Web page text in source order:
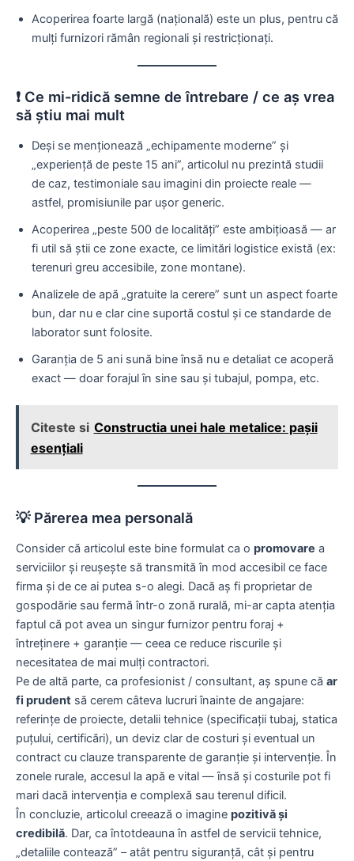
Acoperirea foarte largă (naţională) este un plus, pentru că
mulţi furnizori rămân regionali şi restricţionaţi.
❗ Ce mi-ridică semne de întrebare / ce aș vrea
să ştiu mai mult
Deşi se menţionează „echipamente moderne” şi
„experiență de peste 15 ani”, articolul nu prezintă studii
de caz, testimoniale sau imagini din proiecte reale —
astfel, promisiunile par uşor generic.
Acoperirea „peste 500 de localităţi” este ambiţioasă — ar
fi util să ştii ce zone exacte, ce limitări logistice există (ex:
terenuri greu accesibile, zone montane).
Analizele de apă „gratuite la cerere” sunt un aspect foarte
bun, dar nu e clar cine suportă costul şi ce standarde de
laborator sunt folosite.
Garanţia de 5 ani sună bine însă nu e detaliat ce acoperă
exact — doar forajul în sine sau şi tubajul, pompa, etc.
Citeste si Constructia unei hale metalice: pașii
esențiali
💡 Părerea mea personală
Consider că articolul este bine formulat ca o promovare a
serviciilor şi reuşeşte să transmită în mod accesibil ce face
firma şi de ce ai putea s-o alegi. Dacă aş fi proprietar de
gospodărie sau fermă într-o zonă rurală, mi-ar capta atenţia
faptul că pot avea un singur furnizor pentru foraj +
întreţinere + garanţie — ceea ce reduce riscurile şi
necesitatea de mai mulţi contractori.
Pe de altă parte, ca profesionist / consultant, aş spune că ar
fi prudent să cerem câteva lucruri înainte de angajare:
referinţe de proiecte, detalii tehnice (specificaţii tubaj, statica
puţului, certificări), un deviz clar de costuri şi eventual un
contract cu clauze transparente de garanţie şi intervenţie. În
zonele rurale, accesul la apă e vital — însă şi costurile pot fi
mari dacă intervenţia e complexă sau terenul dificil.
În concluzie, articolul creează o imagine pozitivă şi
credibilă. Dar, ca întotdeauna în astfel de servicii tehnice,
„detaliile contează” – atât pentru siguranţă, cât şi pentru